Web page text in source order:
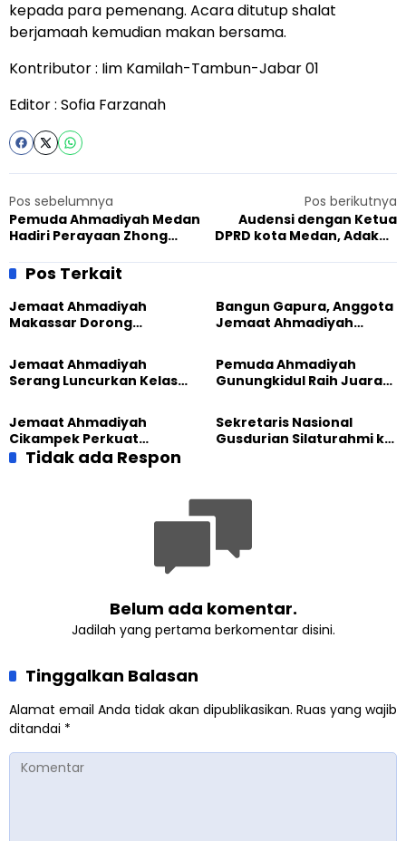
kepada para pemenang. Acara ditutup shalat
berjamaah kemudian makan bersama.
Kontributor : Iim Kamilah-Tambun-Jabar 01
Editor : Sofia Farzanah
Pos sebelumnya
Pemuda Ahmadiyah Medan
Hadiri Perayaan Zhong
Pos berikutnya
Audensi dengan Ketua
DPRD kota Medan, Adakan
Kota Medan
Pos Terkait
Jemaat Ahmadiyah
Makassar Dorong
Lewat Edukasi Ekoteologi
Bangun Gapura, Anggota
Jemaat Ahmadiyah
Sambut HUT RI ke-81
Jemaat Ahmadiyah
Serang Luncurkan Kelas
Generasi Unggul
Pemuda Ahmadiyah
Gunungkidul Raih Juara
Jemaat Ahmadiyah
Cikampek Perkuat
Komitmen Bangun Masjid
Sekretaris Nasional
Gusdurian Silaturahmi ke
Tidak ada Respon
Belum ada komentar.
Jadilah yang pertama berkomentar disini.
Tinggalkan Balasan
Alamat email Anda tidak akan dipublikasikan. Ruas yang wajib
ditandai *